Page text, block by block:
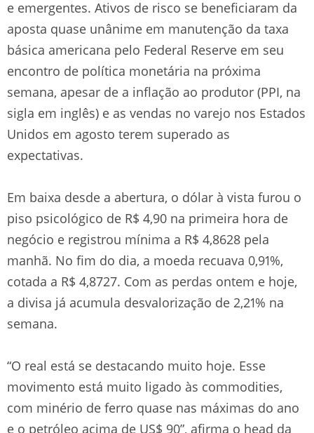
e emergentes. Ativos de risco se beneficiaram da
aposta quase unânime em manutenção da taxa
básica americana pelo Federal Reserve em seu
encontro de política monetária na próxima
semana, apesar de a inflação ao produtor (PPI, na
sigla em inglês) e as vendas no varejo nos Estados
Unidos em agosto terem superado as
expectativas.
Em baixa desde a abertura, o dólar à vista furou o
piso psicológico de R$ 4,90 na primeira hora de
negócio e registrou mínima a R$ 4,8628 pela
manhã. No fim do dia, a moeda recuava 0,91%,
cotada a R$ 4,8727. Com as perdas ontem e hoje,
a divisa já acumula desvalorização de 2,21% na
semana.
“O real está se destacando muito hoje. Esse
movimento está muito ligado às commodities,
com minério de ferro quase nas máximas do ano
e o petróleo acima de US$ 90”, afirma o head da